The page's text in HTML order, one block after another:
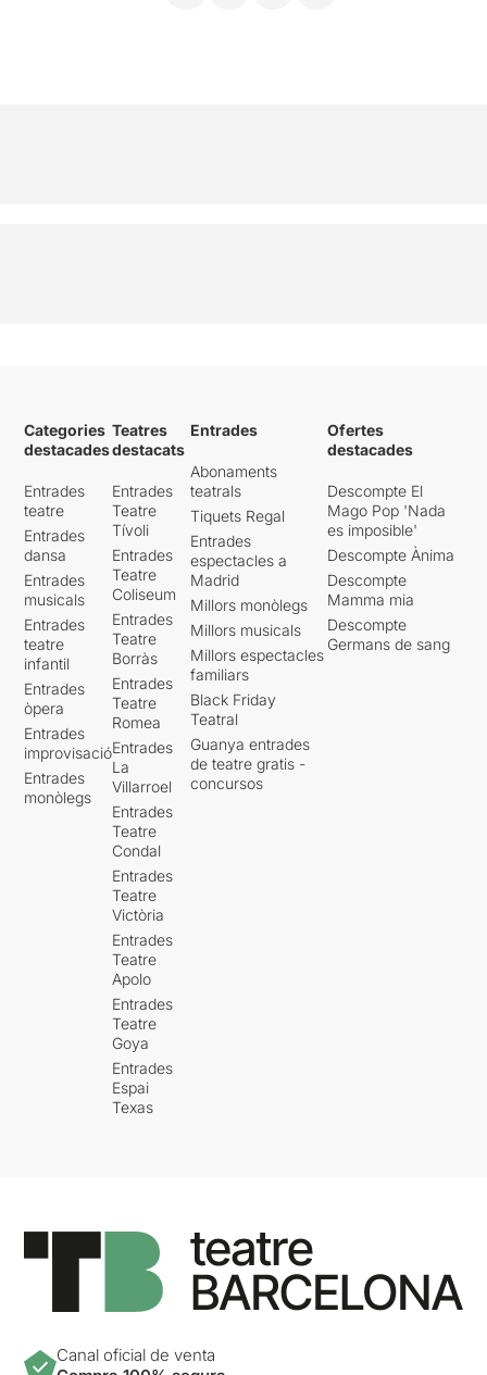
Categories
destacades
Entrades
teatre
Entrades
dansa
Entrades
musicals
Entrades
teatre
infantil
Entrades
òpera
Entrades
improvisació
Entrades
monòlegs
Teatres
destacats
Entrades
Teatre
Tívoli
Entrades
Teatre
Coliseum
Entrades
Teatre
Borràs
Entrades
Teatre
Romea
Entrades
La
Villarroel
Entrades
Teatre
Condal
Entrades
Teatre
Victòria
Entrades
Teatre
Apolo
Entrades
Teatre
Goya
Entrades
Espai
Texas
Entrades
Abonaments
teatrals
Tiquets Regal
Entrades
espectacles a
Madrid
Millors monòlegs
Millors musicals
Millors espectacles
familiars
Black Friday
Teatral
Guanya entrades
de teatre gratis -
concursos
Ofertes
destacades
Descompte El
Mago Pop 'Nada
es imposible'
Descompte Ànima
Descompte
Mamma mia
Descompte
Germans de sang
Canal oficial de venta